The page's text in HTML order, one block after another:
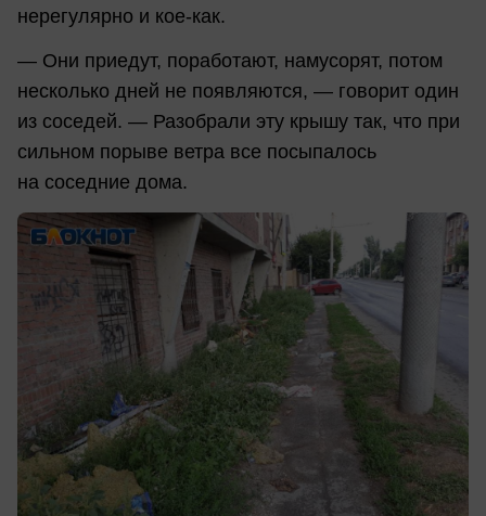
нерегулярно и кое-как.
— Они приедут, поработают, намусорят, потом
несколько дней не появляются, — говорит один
из соседей. — Разобрали эту крышу так, что при
сильном порыве ветра все посыпалось
на соседние дома.